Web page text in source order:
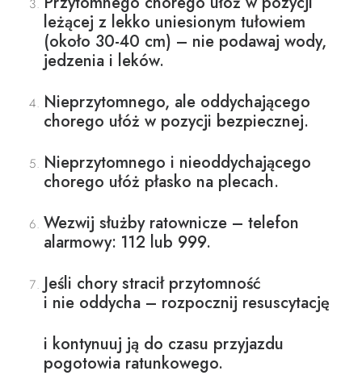
leżącej z lekko uniesionym tułowiem
(około 30-40 cm) – nie podawaj wody,
jedzenia i leków.
Nieprzytomnego, ale oddychającego
chorego ułóż w pozycji bezpiecznej.
Nieprzytomnego i nieoddychającego
chorego ułóż płasko na plecach.
Wezwij służby ratownicze – telefon
alarmowy: 112 lub 999.
Jeśli chory stracił przytomność
i nie oddycha – rozpocznij resuscytację
i kontynuuj ją do czasu przyjazdu
pogotowia ratunkowego.